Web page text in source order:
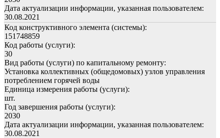
Дата актуализации информации, указанная пользователем:
30.08.2021
Код конструктивного элемента (системы):
151748859
Код работы (услуги):
30
Вид работы (услуги) по капитальному ремонту:
Установка коллективных (общедомовых) узлов управления
потреблением горячей воды
Единица измерения работы (услуги):
шт.
Год завершения работы (услуги):
2030
Дата актуализации информации, указанная пользователем:
30.08.2021